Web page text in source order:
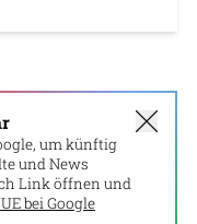
um künftig
und News
Link öffnen und
bei Google